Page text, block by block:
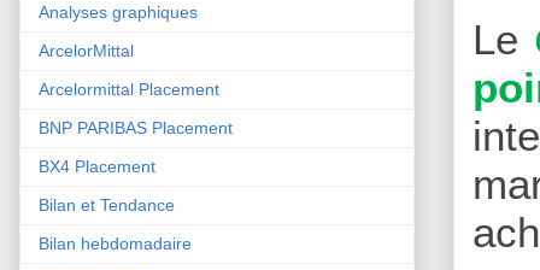
Le
Analyses graphiques
ArcelorMittal
Arcelormittal Placement
BNP PARIBAS Placement
BX4 Placement
Bilan et Tendance
Bilan hebdomadaire